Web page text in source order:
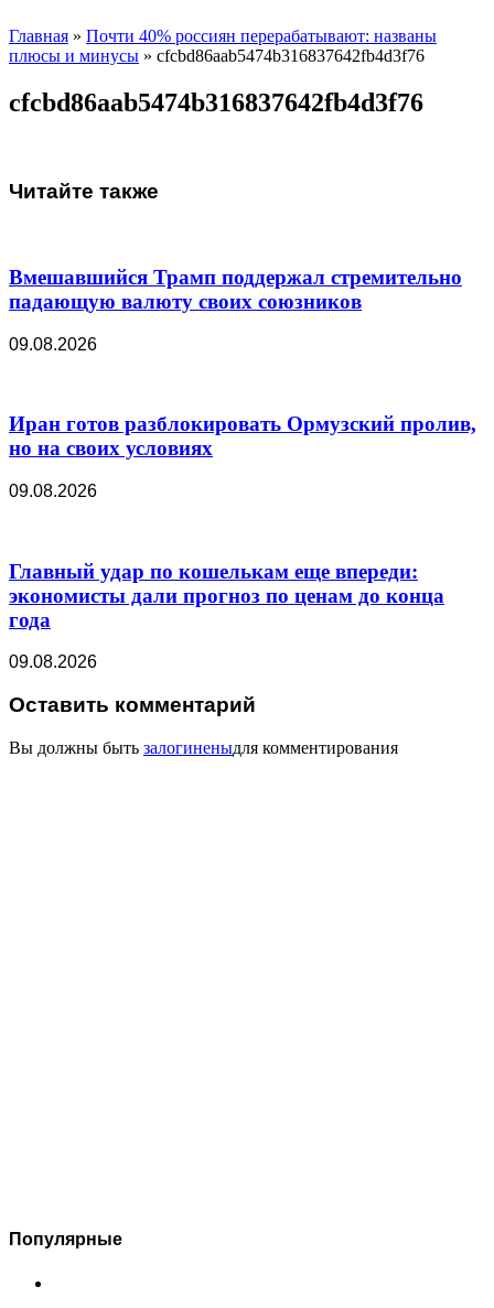
Главная » Почти 40% россиян перерабатывают: названы
плюсы и минусы » cfcbd86aab5474b316837642fb4d3f76
cfcbd86aab5474b316837642fb4d3f76
Читайте также
Вмешавшийся Трамп поддержал стремительно
падающую валюту своих союзников
09.08.2026
Иран готов разблокировать Ормузский пролив,
но на своих условиях
09.08.2026
Главный удар по кошелькам еще впереди:
экономисты дали прогноз по ценам до конца
года
09.08.2026
Оставить комментарий
Вы должны быть залогиненыдля комментирования
Популярные